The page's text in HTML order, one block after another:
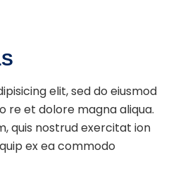
elit, sed do eiusmod
re et dolore magna aliqua.
quis nostrud exercitat ion
ex ea commodo